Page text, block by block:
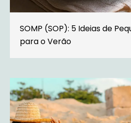
SOMP (SOP): 5 Ideias de
para o Verão